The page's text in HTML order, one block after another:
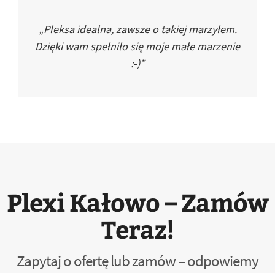
„Pleksa idealna, zawsze o takiej marzyłem.
Dzięki wam spełniło się moje małe marzenie
:-)”
Plexi Kałowo – Zamów
Teraz!
Zapytaj o ofertę lub zamów – odpowiemy